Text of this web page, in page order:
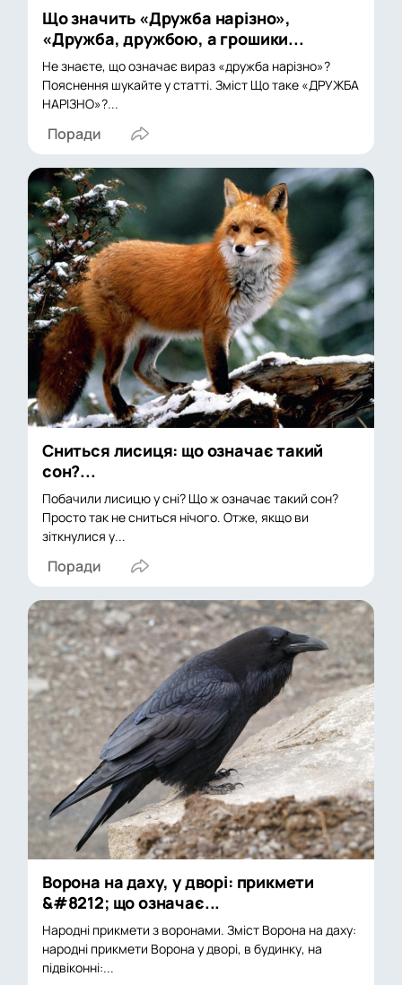
Що значить «Дружба нарізно»,
«Дружба, дружбою, а грошики...
Не знаєте, що означає вираз «дружба нарізно»?
Пояснення шукайте у статті. Зміст Що таке «ДРУЖБА
НАРІЗНО»?...
Поради
Сниться лисиця: що означає такий
сон?...
Побачили лисицю у сні? Що ж означає такий сон?
Просто так не сниться нічого. Отже, якщо ви
зіткнулися у...
Поради
Ворона на даху, у дворі: прикмети
&#8212; що означає...
Народні прикмети з воронами. Зміст Ворона на даху:
народні прикмети Ворона у дворі, в будинку, на
підвіконні:...